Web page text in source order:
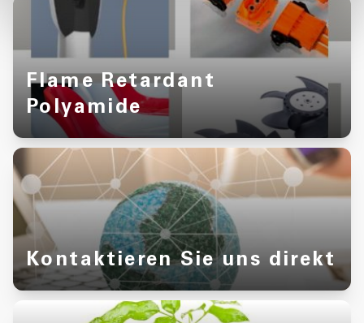
Flame Retardant
Polyamide
Kontaktieren Sie uns direkt